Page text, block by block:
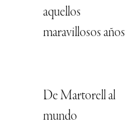
aquellos
maravillosos años
De Martorell al
mundo